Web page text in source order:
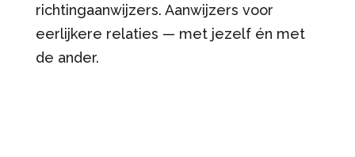
richtingaanwijzers. Aanwijzers voor
eerlijkere relaties — met jezelf én met
de ander.